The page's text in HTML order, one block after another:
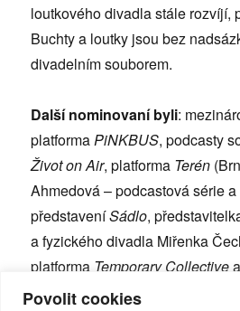
Povolit cookies
loutkového divadla stále rozvíjí,
Buchty a loutky jsou bez
divadelním souborem.
Další nominovaní byli:
platformaPiNKBUS, podcasty
Život on Air, platforma Terén
Ahmedová – podcastová série
představeníSádlo,
a fyzického divadla Miřenka
platforma Temporary Collective
kolektiv umělcůtYhle